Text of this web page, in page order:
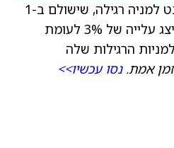
) הודיעה כי דירקטוריון החברה הכריז על דיבידנד רבעוני של 97 סנט למניה רגילה, שישולם ב-1
במרץ 2026 לבעלי המניות הרשומים ליום 17 בפברואר 2026. הדיבידנד שהוכרז מייצג עלייה של 3% לעומת
אמת.נסו עכשיו>>